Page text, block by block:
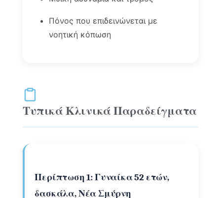
Πόνος που επιδεινώνεται με
νοητική κόπωση
Τυπικά Κλινικά Παραδείγματα
Περίπτωση 1: Γυναίκα 52 ετών,
δασκάλα, Νέα Σμύρνη